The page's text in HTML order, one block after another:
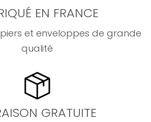
EN FRANCE
et enveloppes de grande
qualité
GRATUITE